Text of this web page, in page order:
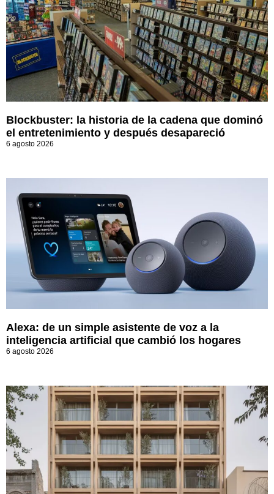
Blockbuster: la historia de la cadena que dominó
el entretenimiento y después desapareció
6 agosto 2026
Alexa: de un simple asistente de voz a la
inteligencia artificial que cambió los hogares
6 agosto 2026